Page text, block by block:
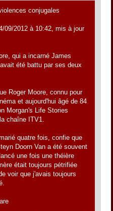
conjugales
09/2012 à 10:42, mis à jour
qui a incarné James
été battu par ses deux
Roger Moore, connu pour
et aujourd'hui âgé de 84
Morgan's Life Stories
chaîne ITV1.
quatre fois, confie que
Doorn Van a été souvent
une fois une théière
était toujours pétrifiée
voir que j'avais toujours